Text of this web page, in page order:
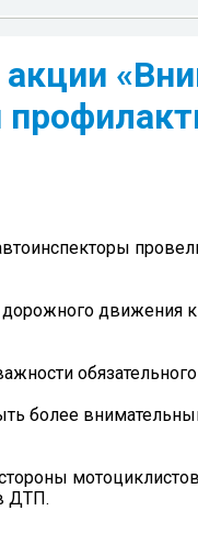
движения
более
ДТП.